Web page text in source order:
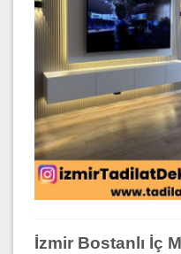
İzmir Bostanlı İç